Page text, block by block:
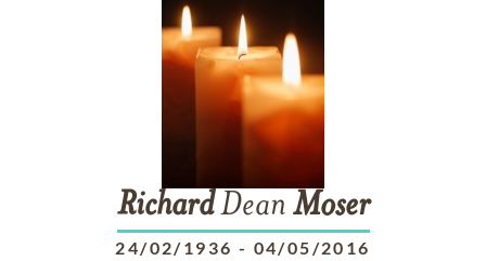
RichardDean Moser
24/02/1936 - 04/05/2016